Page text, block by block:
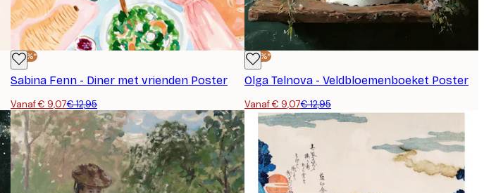
-30%*
Sabina Fenn - Diner met vrienden Poster
Vanaf € 9,07€ 12,95
-30%*
Olga Telnova - Veldbloemenboeket Poster
Vanaf € 9,07€ 12,95